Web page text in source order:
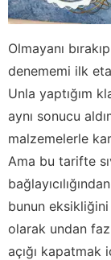
Olmayanı
denememi ilk
Unla yaptığım
aynı sonucu
malzemelerle
Ama bu tarifte
bunun eksikliğini
olarak undan
açığı kapatmak